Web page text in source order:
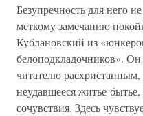
Безупречность для него
меткому замечанию
Кублановский из
белоподкладочников».
читателю
неудавшееся житье-
сочувствия. Здесь